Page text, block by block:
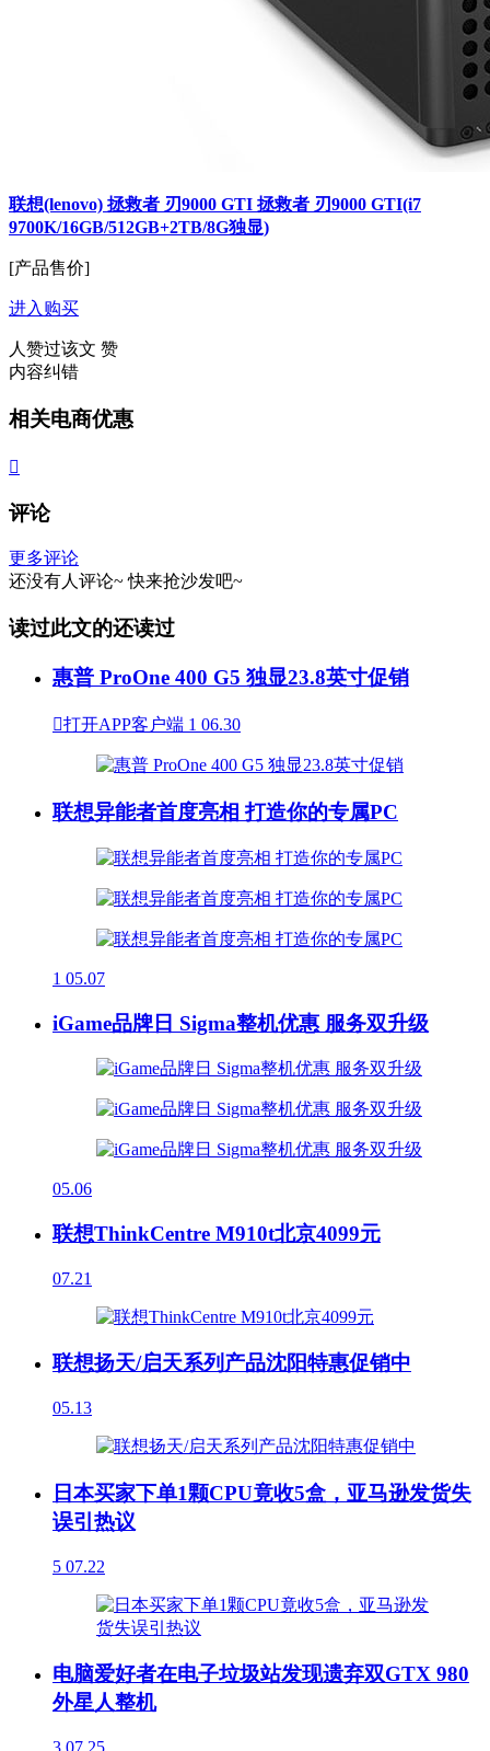
联想(lenovo) 拯救者 刃9000 GTI 拯救者 刃9000 GTI(i7
9700K/16GB/512GB+2TB/8G独显)
[产品售价]
进入购买
人赞过该文 赞
内容纠错
相关电商优惠

评论
更多评论
还没有人评论~ 快来抢沙发吧~
读过此文的还读过
惠普 ProOne 400 G5 独显23.8英寸促销
打开APP客户端 1 06.30
联想异能者首度亮相 打造你的专属PC
1 05.07
iGame品牌日 Sigma整机优惠 服务双升级
05.06
联想ThinkCentre M910t北京4099元
07.21
联想扬天/启天系列产品沈阳特惠促销中
05.13
日本买家下单1颗CPU竟收5盒，亚马逊发货失
误引热议
5 07.22
电脑爱好者在电子垃圾站发现遗弃双GTX 980
外星人整机
3 07.25